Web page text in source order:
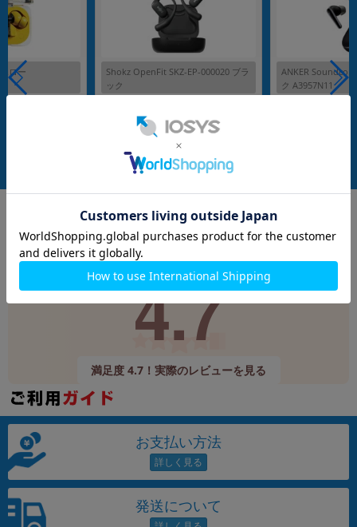
ロー Shokz OpenFit SKZ-EP-000020 ブラ
ック
発売日：2023/07
付属品: 充電ケース
在庫数：1
中古Bランク 5,980 円
ANKER
ク A3957N11
Googleレビュー
9,520件(12/24時点)
4.7
満足度 4.7！実際のレビューを見る
お支払い方法
発送について